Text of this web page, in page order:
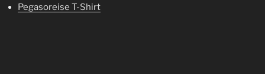
Pegasoreise T-Shirt